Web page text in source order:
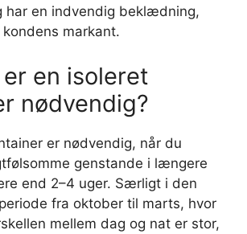
har en indvendig beklædning,
markant.
en isoleret
nødvendig?
er nødvendig, når du
genstande i længere
end 2–4 uger. Særligt i den
fra oktober til marts, hvor
mellem dag og nat er stor,